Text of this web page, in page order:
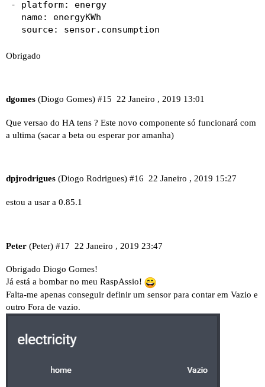
- platform: energy
  name: energyKWh
Obrigado
dgomes (Diogo Gomes) 22 Janeiro , 2019 13:01
#15
Que versao do HA tens ? Este novo componente só funcionará com
a ultima (sacar a beta ou esperar por amanha)
dpjrodrigues (Diogo Rodrigues) 22 Janeiro , 2019 15:27
#16
estou a usar a 0.85.1
Peter (Peter) 22 Janeiro , 2019 23:47
#17
Obrigado Diogo Gomes!
Já está a bombar no meu RaspAssio!
Falta-me apenas conseguir definir um sensor para contar em Vazio e
outro Fora de vazio.